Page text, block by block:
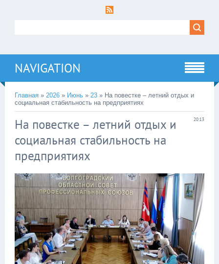
NAVIGATION
Главная » 2026 » Июнь » 23 » На повестке – летний отдых и
социальная стабильность на предприятиях
20:13
На повестке – летний отдых и
социальная стабильность на
предприятиях